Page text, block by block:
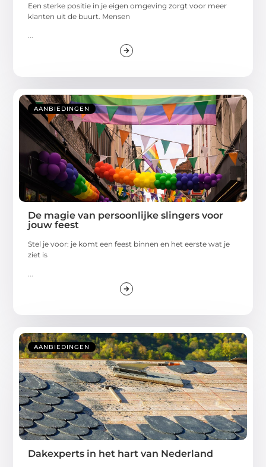
Een sterke positie in je eigen omgeving zorgt voor meer
klanten uit de buurt. Mensen
...
AANBIEDINGEN
De magie van persoonlijke slingers voor
jouw feest
Stel je voor: je komt een feest binnen en het eerste wat je
ziet is
...
AANBIEDINGEN
Dakexperts in het hart van Nederland